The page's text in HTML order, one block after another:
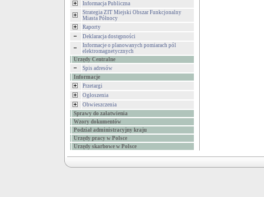
Informacja Publiczna
Strategia ZIT Miejski Obszar Funkcjonalny
Miasta Północy
Raporty
Deklaracja dostępności
Informacje o planowanych pomiarach pól
elektromagnetycznych
Urzędy Centralne
Spis adresów
Informacje
Przetargi
Ogłoszenia
Obwieszczenia
Sprawy do załatwienia
Wzory dokumentów
Podział administracyjny kraju
Urzędy pracy w Polsce
Urzędy skarbowe w Polsce